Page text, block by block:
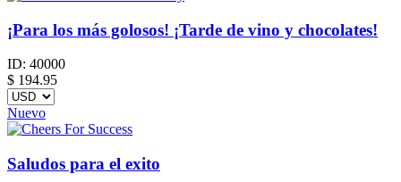
¡Para los más golosos! ¡Tarde de vino y chocolates!
ID: 40000
$ 194.95
Nuevo
Saludos para el exito